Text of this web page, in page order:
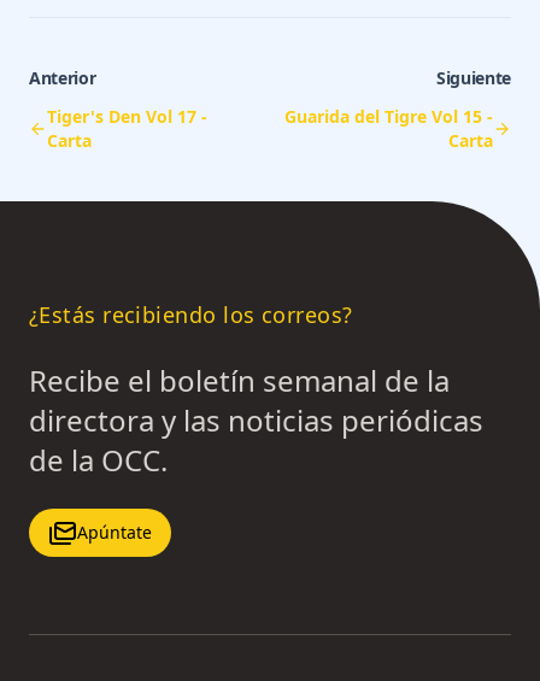
Anterior
Tiger's Den Vol 17 -
Carta
Siguiente
Guarida del Tigre Vol 15 -
Carta
¿Estás recibiendo los correos?
Recibe el boletín semanal de la
directora y las noticias periódicas
de la OCC.
Apúntate